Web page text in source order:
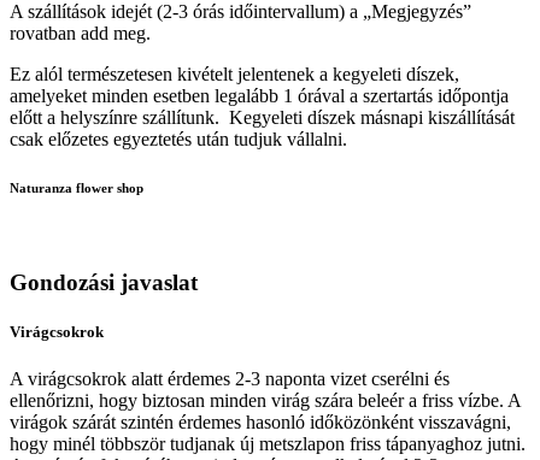
A szállítások idejét (2-3 órás időintervallum) a „Megjegyzés”
rovatban add meg.
Ez alól természetesen kivételt jelentenek a kegyeleti díszek,
amelyeket minden esetben legalább 1 órával a szertartás időpontja
előtt a helyszínre szállítunk. Kegyeleti díszek másnapi kiszállítását
csak előzetes egyeztetés után tudjuk vállalni.
Naturanza flower shop
Gondozási javaslat
Virágcsokrok
A virágcsokrok alatt érdemes 2-3 naponta vizet cserélni és
ellenőrizni, hogy biztosan minden virág szára beleér a friss vízbe. A
virágok szárát szintén érdemes hasonló időközönként visszavágni,
hogy minél többször tudjanak új metszlapon friss tápanyaghoz jutni.